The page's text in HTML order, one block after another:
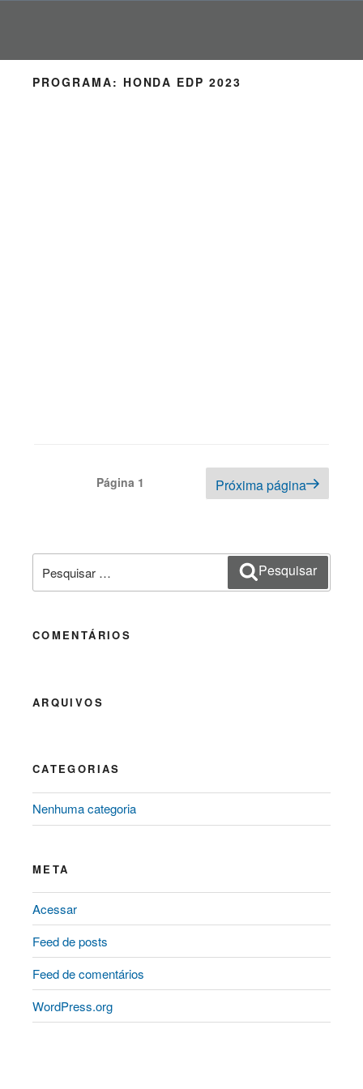
PROGRAMA: HONDA EDP 2023
NavegaçãoPágina 1 Próxima página
por:
Pesquisar
COMENTÁRIOS
ARQUIVOS
CATEGORIAS
Nenhuma categoria
META
Acessar
Feed de posts
Feed de comentários
WordPress.org